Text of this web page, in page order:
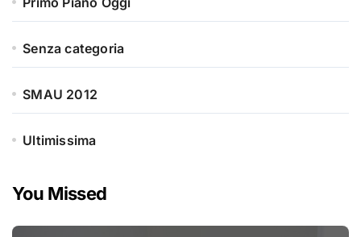
Senza categoria
SMAU 2012
Ultimissima
You Missed